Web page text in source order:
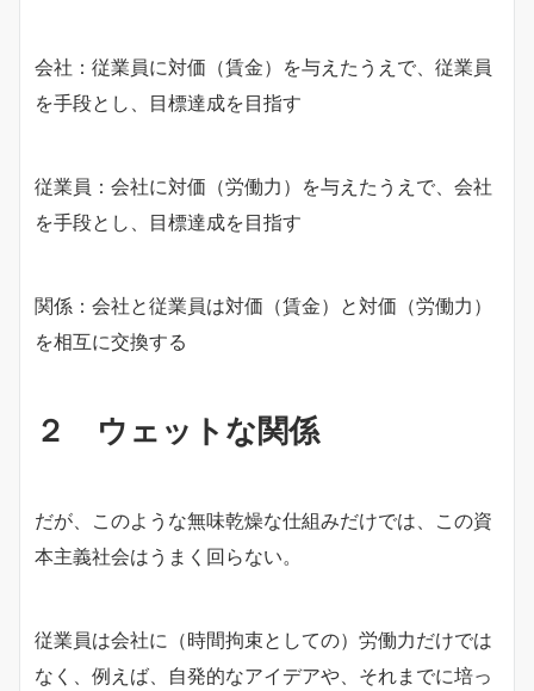
会社：従業員に対価（賃金）を与えたうえで、従業員
を手段とし、目標達成を目指す
従業員：会社に対価（労働力）を与えたうえで、会社
を手段とし、目標達成を目指す
関係：会社と従業員は対価（賃金）と対価（労働力）
を相互に交換する
２ ウェットな関係
だが、このような無味乾燥な仕組みだけでは、この資
本主義社会はうまく回らない。
従業員は会社に（時間拘束としての）労働力だけでは
なく、例えば、自発的なアイデアや、それまでに培っ